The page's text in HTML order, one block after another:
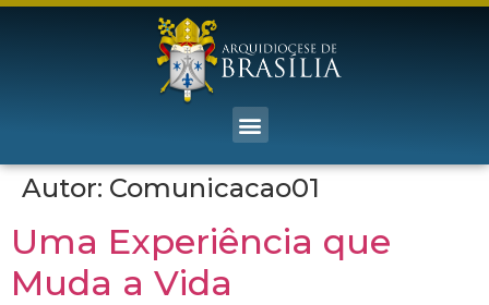
Autor: Comunicacao01
Uma Experiência que
Muda a Vida